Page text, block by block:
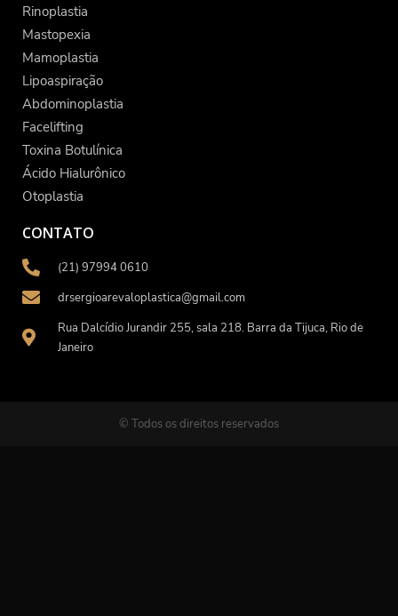
Rinoplastia
Mastopexia
Mamoplastia
Lipoaspiração
Abdominoplastia
Facelifting
Toxina Botulínica
Ácido Hialurônico
Otoplastia
CONTATO
(21) 97994 0610
drsergioarevaloplastica@gmail.com
Rua Dalcídio Jurandir 255, sala 218. Barra da Tijuca, Rio de
Janeiro
© Todos os direitos reservados